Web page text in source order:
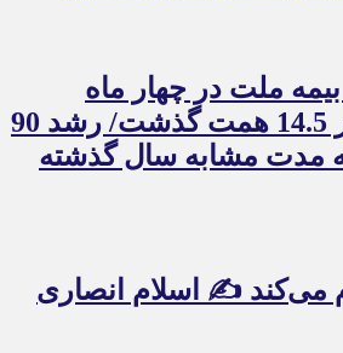
ملت در چهار ماه
نخست امسال از 14.5 همت گذشت/ رشد 90
مدت مشابه سال گذشته
می‌کند ✍️ اسلام انصاری